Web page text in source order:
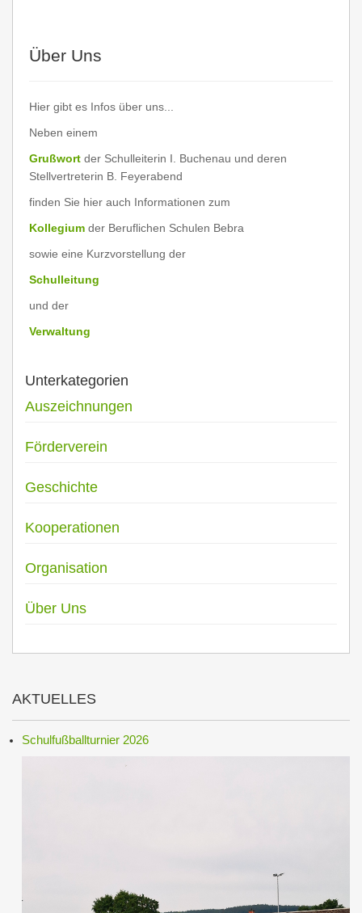
Über Uns
Hier gibt es Infos über uns...
Neben einem
Grußwort der Schulleiterin I. Buchenau und deren
Stellvertreterin B. Feyerabend
finden Sie hier auch Informationen zum
Kollegium der Beruflichen Schulen Bebra
sowie eine Kurzvorstellung der
Schulleitung
und der
Verwaltung
Unterkategorien
Auszeichnungen
Förderverein
Geschichte
Kooperationen
Organisation
Über Uns
AKTUELLES
Schulfußballturnier 2026